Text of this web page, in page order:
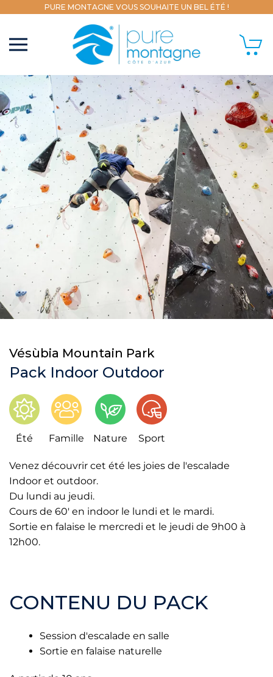
PURE MONTAGNE VOUS SOUHAITE UN BEL ÉTÉ !
Vésùbia Mountain Park
Pack Indoor Outdoor
Été Famille Nature Sport
Venez découvrir cet été les joies de l'escalade
Indoor et outdoor.
Du lundi au jeudi.
Cours de 60' en indoor le lundi et le mardi.
Sortie en falaise le mercredi et le jeudi de 9h00 à
12h00.
CONTENU DU PACK
Session d'escalade en salle
Sortie en falaise naturelle